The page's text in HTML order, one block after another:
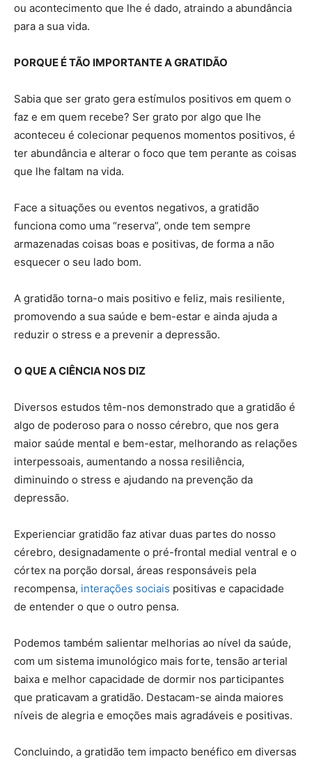
ou acontecimento que lhe é dado, atraindo a abundância
para a sua vida.
PORQUE É TÃO IMPORTANTE A GRATIDÃO
Sabia que ser grato gera estímulos positivos em quem o
faz e em quem recebe? Ser grato por algo que lhe
aconteceu é colecionar pequenos momentos positivos, é
ter abundância e alterar o foco que tem perante as coisas
que lhe faltam na vida.
Face a situações ou eventos negativos, a gratidão
funciona como uma “reserva”, onde tem sempre
armazenadas coisas boas e positivas, de forma a não
esquecer o seu lado bom.
A gratidão torna-o mais positivo e feliz, mais resiliente,
promovendo a sua saúde e bem-estar e ainda ajuda a
reduzir o stress e a prevenir a depressão.
O QUE A CIÊNCIA NOS DIZ
Diversos estudos têm-nos demonstrado que a gratidão é
algo de poderoso para o nosso cérebro, que nos gera
maior saúde mental e bem-estar, melhorando as relações
interpessoais, aumentando a nossa resiliência,
diminuindo o stress e ajudando na prevenção da
depressão.
Experienciar gratidão faz ativar duas partes do nosso
cérebro, designadamente o pré-frontal medial ventral e o
córtex na porção dorsal, áreas responsáveis pela
recompensa, interações sociais positivas e capacidade
de entender o que o outro pensa.
Podemos também salientar melhorias ao nível da saúde,
com um sistema imunológico mais forte, tensão arterial
baixa e melhor capacidade de dormir nos participantes
que praticavam a gratidão. Destacam-se ainda maiores
níveis de alegria e emoções mais agradáveis e positivas.
Concluindo, a gratidão tem impacto benéfico em diversas